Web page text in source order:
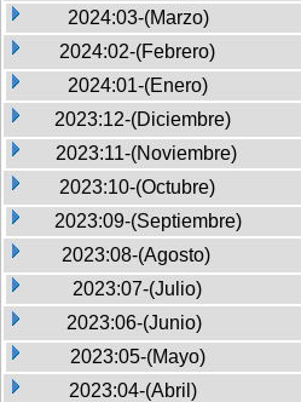
2024:03-(Marzo)
2024:02-(Febrero)
2024:01-(Enero)
2023:12-(Diciembre)
2023:11-(Noviembre)
2023:10-(Octubre)
2023:09-(Septiembre)
2023:08-(Agosto)
2023:07-(Julio)
2023:06-(Junio)
2023:05-(Mayo)
2023:04-(Abril)